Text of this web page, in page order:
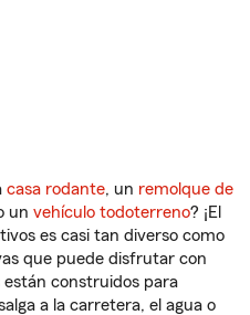
casa rodante, un remolque de
un vehículo todoterreno? ¡El
es casi tan diverso como
que puede disfrutar con
están construidos para
a la carretera, el agua o